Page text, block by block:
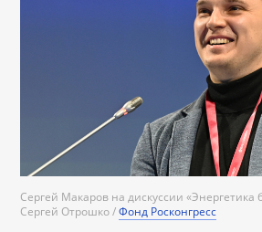
Сергей Макаров на дискуссии «Энергетика
Сергей Отрошко /Фонд Росконгресс